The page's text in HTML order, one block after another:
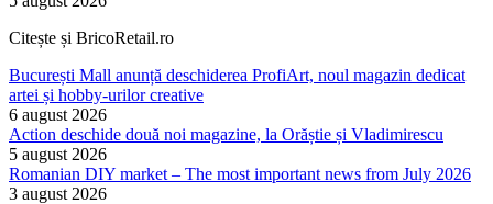
Citește și BricoRetail.ro
București Mall anunță deschiderea ProfiArt, noul magazin dedicat
artei și hobby-urilor creative
6 august 2026
Action deschide două noi magazine, la Orăștie și Vladimirescu
5 august 2026
Romanian DIY market – The most important news from July 2026
3 august 2026